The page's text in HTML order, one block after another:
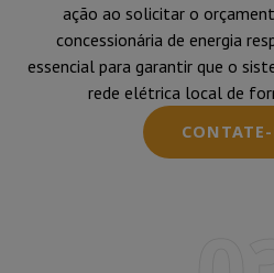
ação ao solicitar o
concessionária de energia
essencial para garantir que o
rede elétrica local de